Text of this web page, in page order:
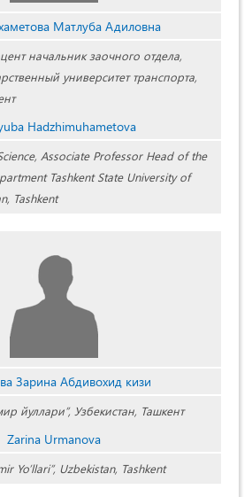
Матлуба Адиловна
начальник заочного отдела,
университет транспорта,
Hadzhimuhametova
Associate Professor Head of the
Tashkent State University of
Tashkent
Зарина Абдивохид кизи
йуллари”, Узбекистан, Ташкент
Zarina Urmanova
Yo’llari”, Uzbekistan, Tashkent